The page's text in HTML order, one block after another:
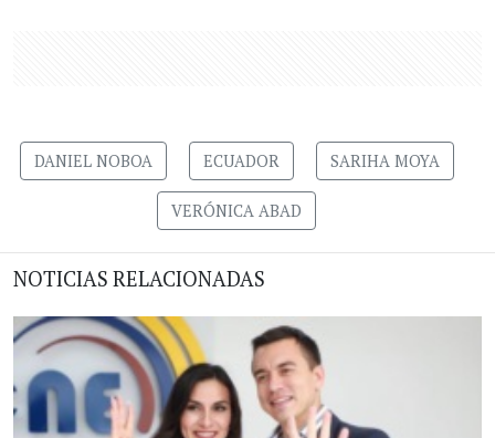
DANIEL NOBOA ECUADOR SARIHA MOYA
VERÓNICA ABAD
NOTICIAS RELACIONADAS